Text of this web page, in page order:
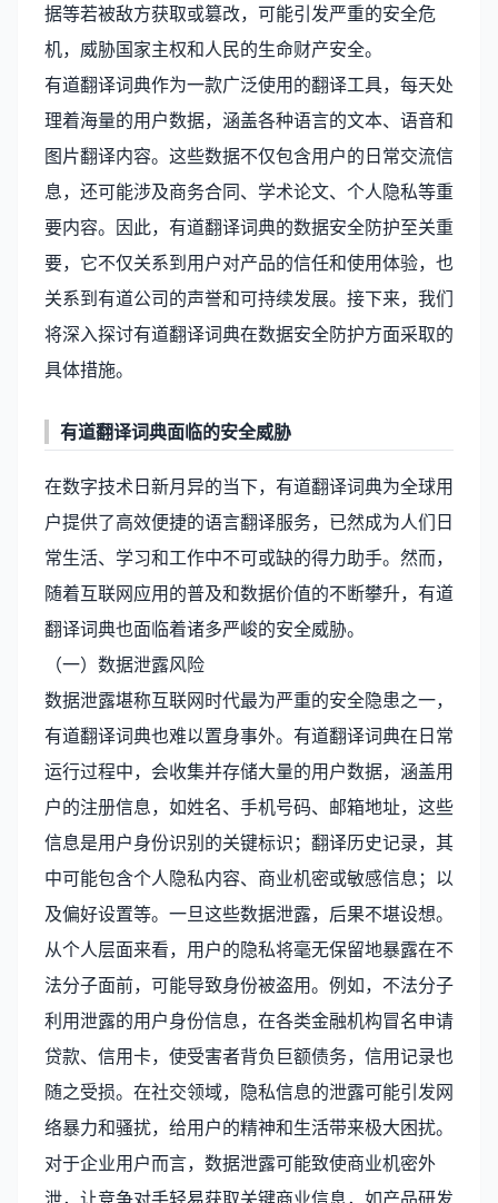
据等若被敌方获取或篡改，可能引发严重的安全危
机，威胁国家主权和人民的生命财产安全。
有道翻译词典作为一款广泛使用的翻译工具，每天处
理着海量的用户数据，涵盖各种语言的文本、语音和
图片翻译内容。这些数据不仅包含用户的日常交流信
息，还可能涉及商务合同、学术论文、个人隐私等重
要内容。因此，有道翻译词典的数据安全防护至关重
要，它不仅关系到用户对产品的信任和使用体验，也
关系到有道公司的声誉和可持续发展。接下来，我们
将深入探讨有道翻译词典在数据安全防护方面采取的
具体措施。
有道翻译词典面临的安全威胁
在数字技术日新月异的当下，有道翻译词典为全球用
户提供了高效便捷的语言翻译服务，已然成为人们日
常生活、学习和工作中不可或缺的得力助手。然而，
随着互联网应用的普及和数据价值的不断攀升，有道
翻译词典也面临着诸多严峻的安全威胁。
（一）数据泄露风险
数据泄露堪称互联网时代最为严重的安全隐患之一，
有道翻译词典也难以置身事外。有道翻译词典在日常
运行过程中，会收集并存储大量的用户数据，涵盖用
户的注册信息，如姓名、手机号码、邮箱地址，这些
信息是用户身份识别的关键标识；翻译历史记录，其
中可能包含个人隐私内容、商业机密或敏感信息；以
及偏好设置等。一旦这些数据泄露，后果不堪设想。
从个人层面来看，用户的隐私将毫无保留地暴露在不
法分子面前，可能导致身份被盗用。例如，不法分子
利用泄露的用户身份信息，在各类金融机构冒名申请
贷款、信用卡，使受害者背负巨额债务，信用记录也
随之受损。在社交领域，隐私信息的泄露可能引发网
络暴力和骚扰，给用户的精神和生活带来极大困扰。
对于企业用户而言，数据泄露可能致使商业机密外